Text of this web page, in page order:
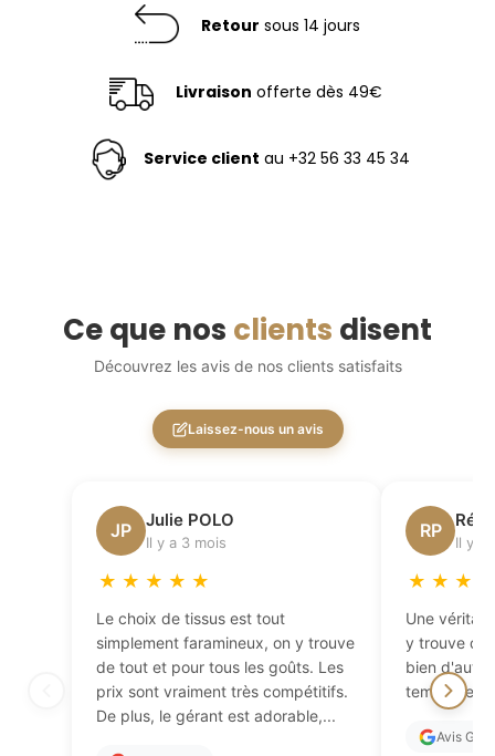
Retour sous 14 jours
Livraison offerte dès 49€
Service client au +32 56 33 45 34
Ce que nos clients disent
Découvrez les avis de nos clients satisfaits
Laissez-nous un avis
JP Julie POLO
Il y a 3 mois
★ ★ ★ ★ ★
Le choix de tissus est tout
simplement faramineux, on y trouve
de tout et pour tous les goûts. Les
prix sont vraiment très compétitifs.
De plus, le gérant est adorable,...
RP
Il y a
★ ★ ★
Une
y trouve de
bien
temps de
Avis